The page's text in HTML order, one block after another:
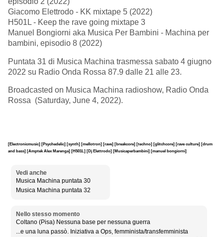
Giacomo Elettrodo - KK mixtape 5 (2022)
H501L - Keep the rave going mixtape 3
Manuel Bongiorni aka Musica Per Bambini - Machina per
bambini, episodio 8 (2022)
Puntata 31 di Musica Machina trasmessa sabato 4 giugno
2022 su Radio Onda Rossa 87.9 dalle 21 alle 23.
Broadcasted on Musica Machina radioshow, Radio Onda
Rossa (Saturday, June 4, 2022).
[Electronicmusic] [Psychedelic] [synth] [mellotron] [rave] [breakcore] [techno] [glitchcore] [rave culture] [drum
and bass] [Amptek Alex Marenga] [H501L] [Dj Elettrodo] [Musicaperbambini] [manuel bongiorni]
Vedi anche
Musica Machina puntata 30
Musica Machina puntata 32
Nello stesso momento
Coltano (Pisa) Nessuna base per nessuna guerra
...e una luna passò. Iniziativa a Ops, femminista/transfemminista